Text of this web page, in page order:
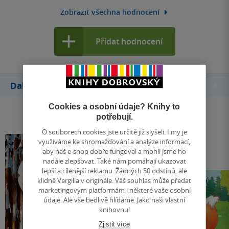
Zobrazit všechna hodnocení
Přidat hodnocení
Další knihy autora
Cookies a osobní údaje? Knihy to
potřebují.
O souborech cookies jste určitě již slyšeli. I my je
využíváme ke shromažďování a analýze informací,
aby náš e-shop dobře fungoval a mohli jsme ho
nadále zlepšovat. Také nám pomáhají ukazovat
lepší a cílenější reklamu. Žádných 50 odstínů, ale
klidně Vergilia v originále. Váš souhlas může předat
marketingovým platformám i některé vaše osobní
údaje. Ale vše bedlivě hlídáme. Jako naši vlastní
knihovnu!
Zjistit více